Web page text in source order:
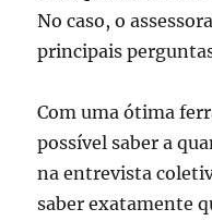
No caso, o
principais
Com uma ótima
possível saber a
na entrevista
saber exatamente